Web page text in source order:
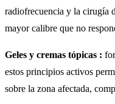
radiofrecuencia y la cirugía
mayor calibre que no
Geles y cremas tópicas :
estos principios activos
sobre la zona afectada,